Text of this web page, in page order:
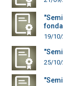
19/
25/10/